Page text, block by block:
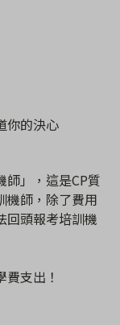
你的決心
師」，這是CP質
機師，除了費用
回頭報考培訓機
費支出！